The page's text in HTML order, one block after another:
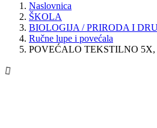
Naslovnica
ŠKOLA
BIOLOGIJA / PRIRODA I
Ručne lupe i povećala
POVEĆALO TEKSTILNO